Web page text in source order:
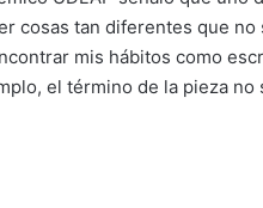
cosas tan diferentes que
mis hábitos como
el término de la pieza